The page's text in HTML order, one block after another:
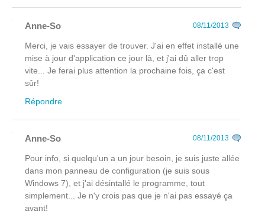
Anne-So 08/11/2013
Merci, je vais essayer de trouver. J'ai en effet installé une
mise à jour d'application ce jour là, et j'ai dû aller trop
vite... Je ferai plus attention la prochaine fois, ça c'est
sûr!
Répondre
Anne-So 08/11/2013
Pour info, si quelqu'un a un jour besoin, je suis juste allée
dans mon panneau de configuration (je suis sous
Windows 7), et j'ai désintallé le programme, tout
simplement... Je n'y crois pas que je n'ai pas essayé ça
avant!